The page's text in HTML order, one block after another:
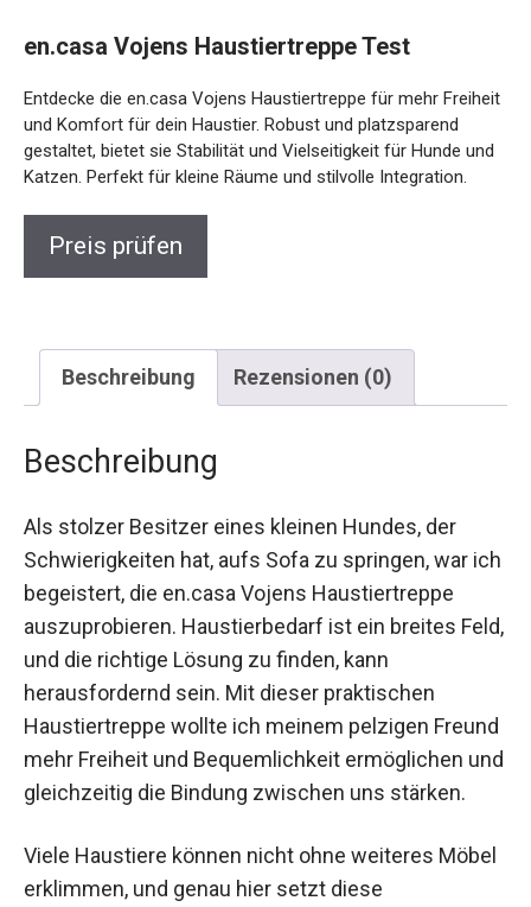
en.casa Vojens Haustiertreppe Test
Entdecke die en.casa Vojens Haustiertreppe für mehr Freiheit
und Komfort für dein Haustier. Robust und platzsparend
gestaltet, bietet sie Stabilität und Vielseitigkeit für Hunde und
Katzen. Perfekt für kleine Räume und stilvolle Integration.
Preis prüfen
Beschreibung Rezensionen (0)
Beschreibung
Als stolzer Besitzer eines kleinen Hundes, der
Schwierigkeiten hat, aufs Sofa zu springen, war ich
begeistert, die en.casa Vojens Haustiertreppe
auszuprobieren. Haustierbedarf ist ein breites Feld,
und die richtige Lösung zu finden, kann
herausfordernd sein. Mit dieser praktischen
Haustiertreppe wollte ich meinem pelzigen Freund
mehr Freiheit und Bequemlichkeit ermöglichen und
gleichzeitig die Bindung zwischen uns stärken.
Viele Haustiere können nicht ohne weiteres Möbel
erklimmen, und genau hier setzt diese